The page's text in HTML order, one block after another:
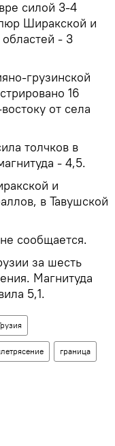
силой 3-4
Ширакской и
- 3
грузинской
16
от села
толчков в
- 4,5.
и
в Тавушской
сообщается.
за шесть
Магнитуда
5,1.
граница